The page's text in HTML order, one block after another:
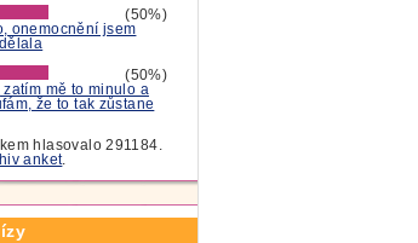
(50%)
onemocnění jsem
(50%)
zatím mě to minulo a
že to tak zůstane
hlasovalo 291184.
anket.